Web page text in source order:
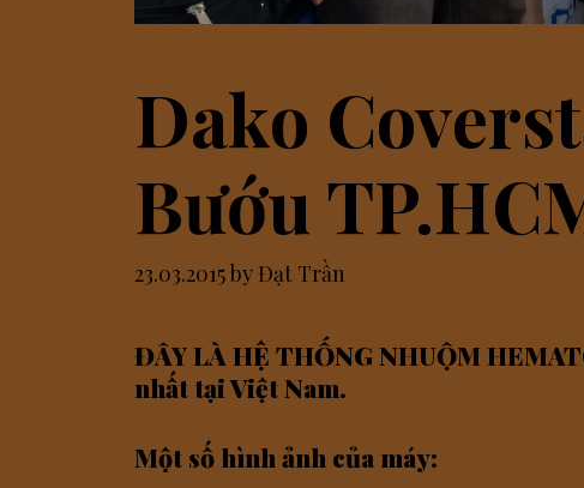
Dako
Bướu
23.03.2015byĐạt Trần
ĐÂY LÀ HỆ THỐNG NHUỘM
nhất tại Việt Nam.
Một số hình ảnh của máy: